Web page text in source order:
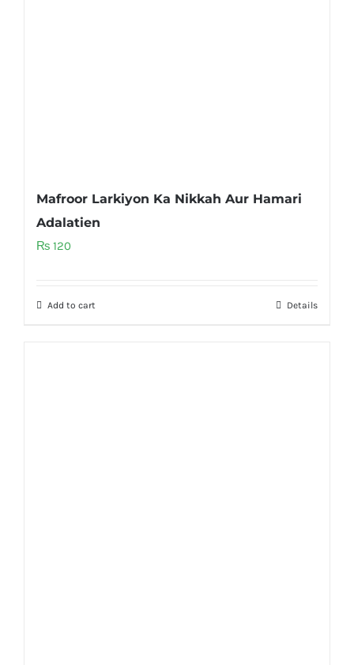
Mafroor Larkiyon Ka Nikkah Aur Hamari
Adalatien
₨ 120
Add to cart Details